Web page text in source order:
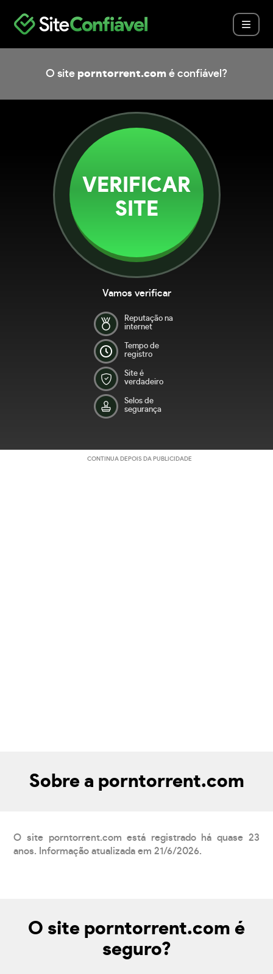
O site porntorrent.com é confiável?
VERIFICAR
SITE
Vamos verificar
Reputação na
internet
Tempo de
registro
Site é
verdadeiro
Selos de
segurança
CONTINUA DEPOIS DA PUBLICIDADE
Sobre a porntorrent.com
O site porntorrent.com está registrado há quase 23
anos. Informação atualizada em 21/6/2026.
O site porntorrent.com é
seguro?